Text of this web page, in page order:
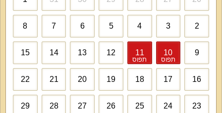
מהסוויטות כוללות גם מטבחון וג'קוזי זוגי. יש באחוזה גם מטבח משותף לכל
בבריכה.
מה הוילה כוללת:
מיטה, מסך טלוויזיה עם עשרות ערוצים, מכונת אספרסו, מרפסת נוף, חדר רחצה.
מתוך 6 הסוויטות יש 2 סוויטות עם ג'קוזי ומטבחון ו-2 סוויטות עם סלון, ג'קוזי
ומטבחון.
2
3
4
5
6
7
8
9
10
תפוס
11
תפוס
12
13
14
15
16
17
18
19
20
21
22
23
24
25
26
27
28
29